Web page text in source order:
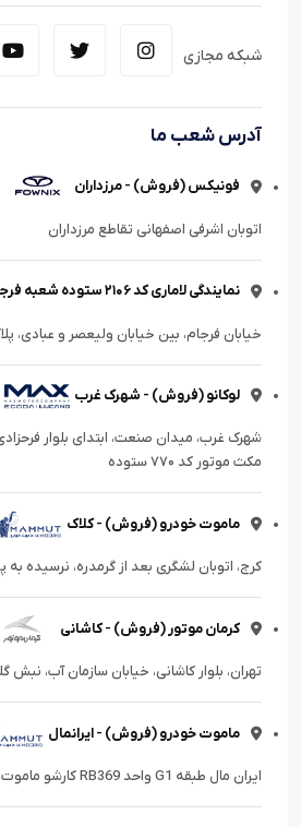
شبکه مجازی
آدرس شعب ما
فونیکس (فروش) - مرزداران
اتوبان اشرفی اصفهانی تقاطع مرزداران
نمایندگی لاماری کد ۲۱۰۶ ستوده شعبه فرجام
خیابان فرجام، بین خیابان ولیعصر و عبادی، پلاک
لوکانو (فروش) - شهرک غرب
شهرک غرب، میدان صنعت، ابتدای بلوار
مکث موتور کد ۷۷۰ ستوده
ماموت خودرو (فروش) - کلاک
کرج، اتوبان لشگری بعد از گرمدره، نرسیده به
کرمان موتور (فروش) - کاشانی
تهران، بلوار کاشانی، خیابان سازمان آب، نبش
ماموت خودرو (فروش) - ایرانمال
ایران مال طبقه G1 واحد RB369 کارشو ماموت ستوده